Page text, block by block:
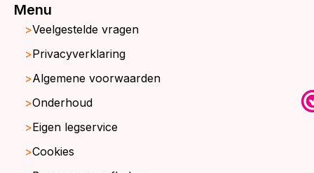
Menu
Veelgestelde vragen
Privacyverklaring
Algemene voorwaarden
Onderhoud
Eigen legservice
Cookies